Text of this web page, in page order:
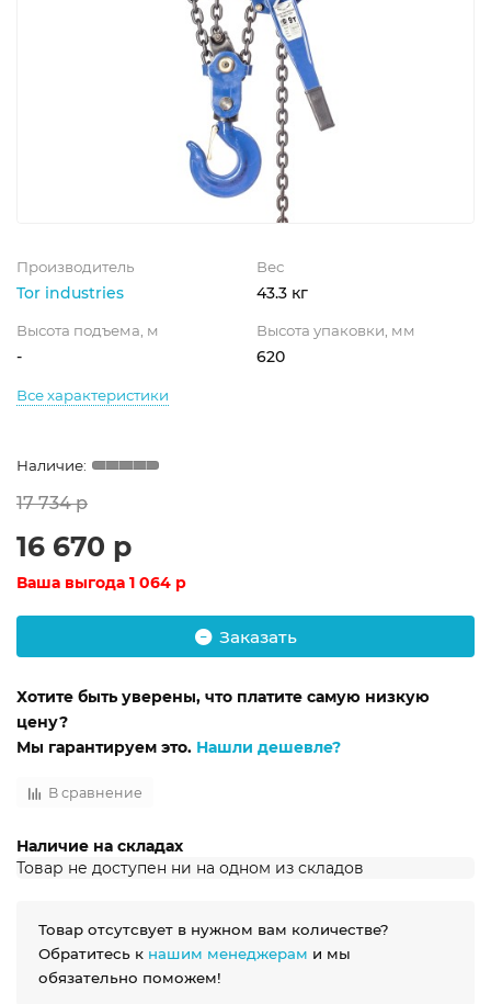
Производитель
Tor industries
Вес
43.3 кг
Высота подъема, м
-
Высота упаковки, мм
620
Все характеристики
17 734 р
16 670 р
Ваша выгода 1 064 р
Заказать
Хотите быть уверены, что платите самую низкую
цену?
Мы гарантируем это. Нашли дешевле?
В сравнение
Наличие на складах
Товар не доступен ни на одном из складов
Товар отсутсвует в нужном вам количестве?
Обратитесь к нашим менеджерам и мы
обязательно поможем!